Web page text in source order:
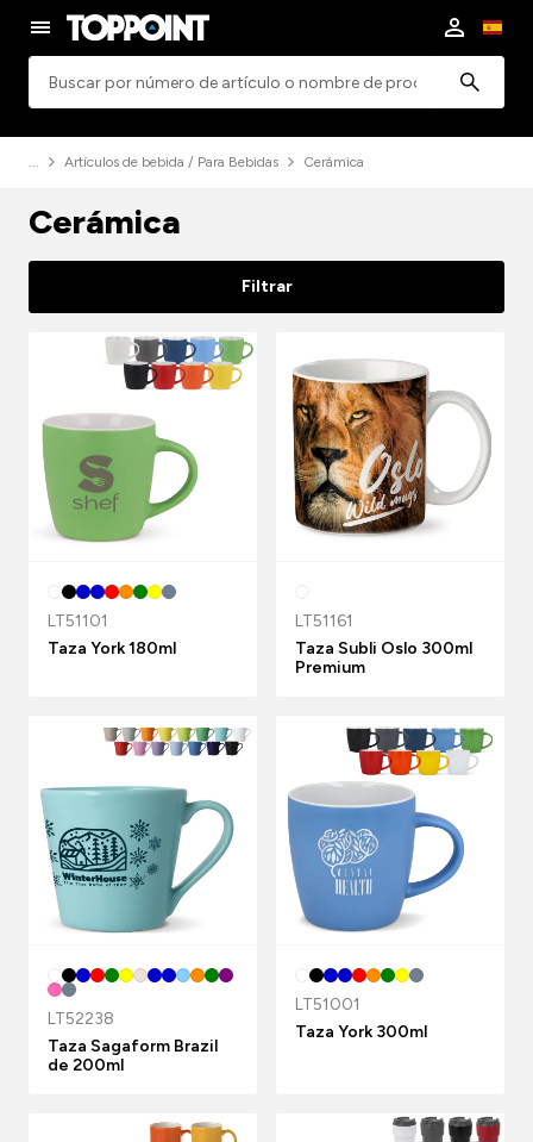
Artículos de bebida / Para Bebidas Cerámica
Cerámica
Filtrar
LT51101
Taza York 180ml
LT51161
Taza Subli Oslo 300ml
Premium
LT52238
Taza Sagaform Brazil
de 200ml
LT51001
Taza York 300ml